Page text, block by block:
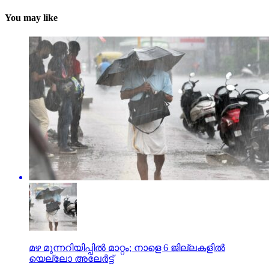
You may like
മഴ മുന്നറിയിപ്പില്‍ മാറ്റം; നാളെ 6 ജില്ലകളില്‍
യെല്ലോ അലേര്‍ട്ട്